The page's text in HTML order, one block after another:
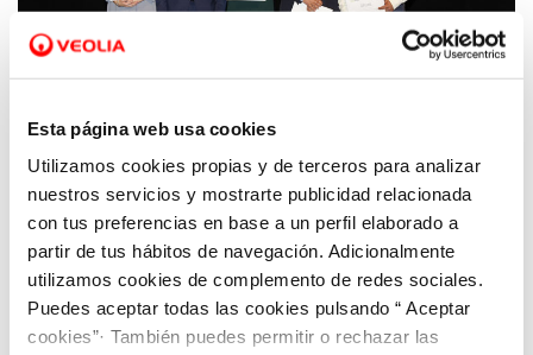
Esta página web usa cookies
Utilizamos cookies propias y de terceros para analizar
nuestros servicios y mostrarte publicidad relacionada
con tus preferencias en base a un perfil elaborado a
partir de tus hábitos de navegación. Adicionalmente
utilizamos cookies de complemento de redes sociales.
Puedes aceptar todas las cookies pulsando “ Aceptar
cookies”· También puedes permitir o rechazar las
14 NOV 2019
Una herramienta pionera para atender
episodios hídricos extremos en los
municipios afectados por la DANA